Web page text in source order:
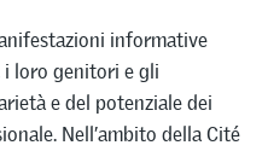
informative
i loro genitori e gli
e del potenziale dei
Nell’ambito della Cité